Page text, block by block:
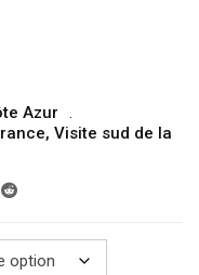
:Azur
, Visite sud de la